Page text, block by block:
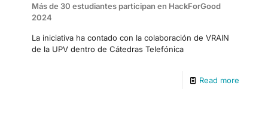
Más de 30 estudiantes participan en HackForGood
2024
La iniciativa ha contado con la colaboración de VRAIN
de la UPV dentro de Cátedras Telefónica
Read more